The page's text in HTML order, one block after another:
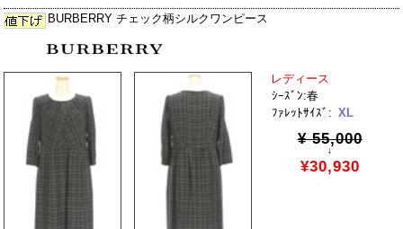
BURBERRY チェック柄シルクワンピース
レディース
ｼｰｽﾞﾝ:春
ﾌｧﾚｯﾄｻｲｽﾞ: XL
¥ 55,000
↓
¥30,930